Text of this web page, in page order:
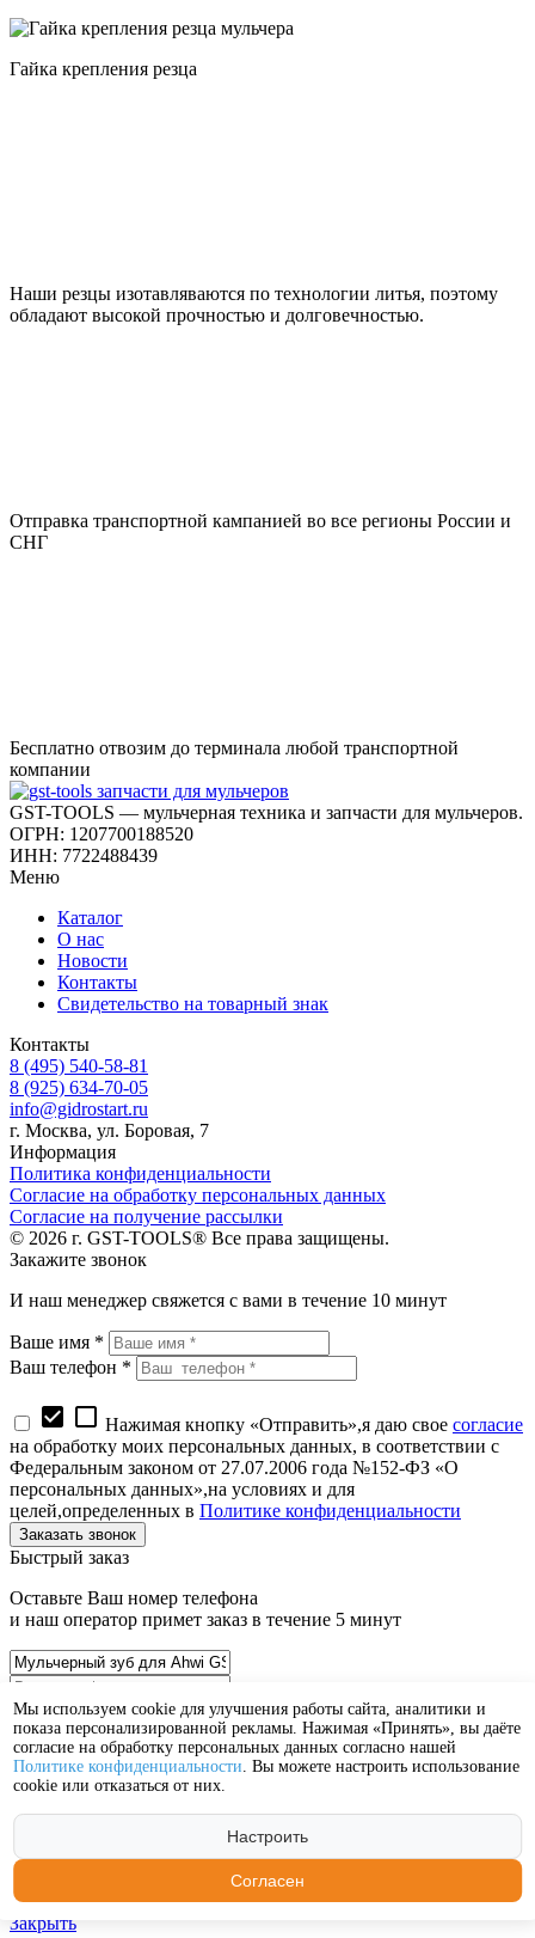
Гайка крепления резца
Наши резцы изотавляваются по технологии литья, поэтому
обладают высокой прочностью и долговечностью.
Отправка транспортной кампанией во все регионы России и
СНГ
Бесплатно отвозим до терминала любой транспортной
компании
GST-TOOLS — мульчерная техника и запчасти для мульчеров.
ОГРН: 1207700188520
ИНН: 7722488439
Меню
Каталог
О нас
Новости
Контакты
Свидетельство на товарный знак
Контакты
8 (495) 540-58-81
8 (925) 634-70-05
info@gidrostart.ru
г. Москва, ул. Боровая, 7
Информация
Политика конфиденциальности
Согласие на обработку персональных данных
Согласие на получение рассылки
© 2026 г. GST-TOOLS® Все права защищены.
Мы используем cookie для улучшения работы сайта, аналитики и
показа персонализированной рекламы. Нажимая «Принять», вы даёте
согласие на обработку персональных данных согласно нашей
Политике конфиденциальности. Вы можете настроить использование
cookie или отказаться от них.
Настроить
Согласен
Закажите звонок
И наш менеджер свяжется с вами в течение 10 минут
Ваше имя *
Ваш телефон *
check_box check_box_outline_blank Нажимая кнопку «Отправить»,я даю свое согласие
на обработку моих персональных данных, в соответствии с
Федеральным законом от 27.07.2006 года №152-ФЗ «О
персональных данных»,на условиях и для
целей,определенных в Политике конфиденциальности
Быстрый заказ
Оставьте Ваш номер телефона
и наш оператор примет заказ в течение 5 минут
check_boxcheck_box_outline_blank Нажимая кнопку «Отправить»,я даю своесогласие
на обработку моих персональных данных, в соответствии с
Федеральным законом от 27.07.2006 года №152-ФЗ «О
персональных данных»,на условиях и для
целей,определенных вПолитике конфиденциальности
Закрыть